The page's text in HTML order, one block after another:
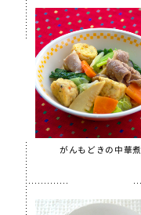
がんもどきの中華煮